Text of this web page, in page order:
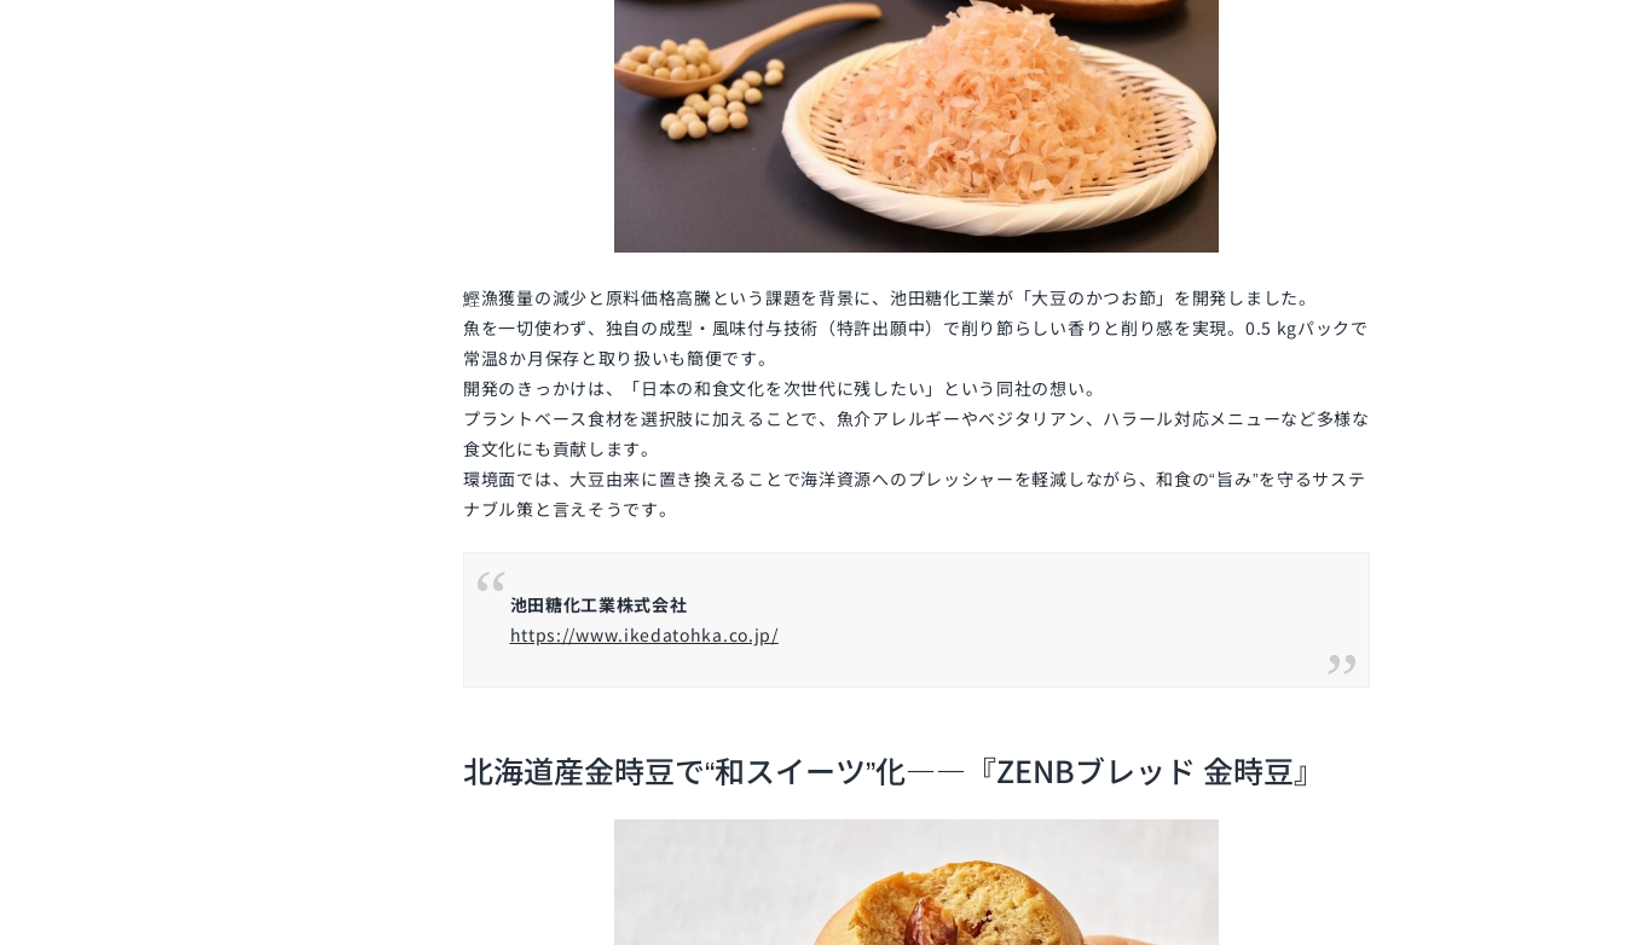
鰹漁獲量の減少と原料価格高騰という課題を背景に、池田糖化工業が「大豆のかつお節」を開発しました。
魚を一切使わず、独自の成型・風味付与技術（特許出願中）で削り節らしい香りと削り感を実現。0.5 kgパックで
常温8か月保存と取り扱いも簡便です。
開発のきっかけは、「日本の和食文化を次世代に残したい」という同社の想い。
プラントベース食材を選択肢に加えることで、魚介アレルギーやベジタリアン、ハラール対応メニューなど多様な
食文化にも貢献します。
環境面では、大豆由来に置き換えることで海洋資源へのプレッシャーを軽減しながら、和食の“旨み”を守るサステ
ナブル策と言えそうです。
池田糖化工業株式会社
https://www.ikedatohka.co.jp/
北海道産金時豆で“和スイーツ”化――『ZENBブレッド 金時豆』